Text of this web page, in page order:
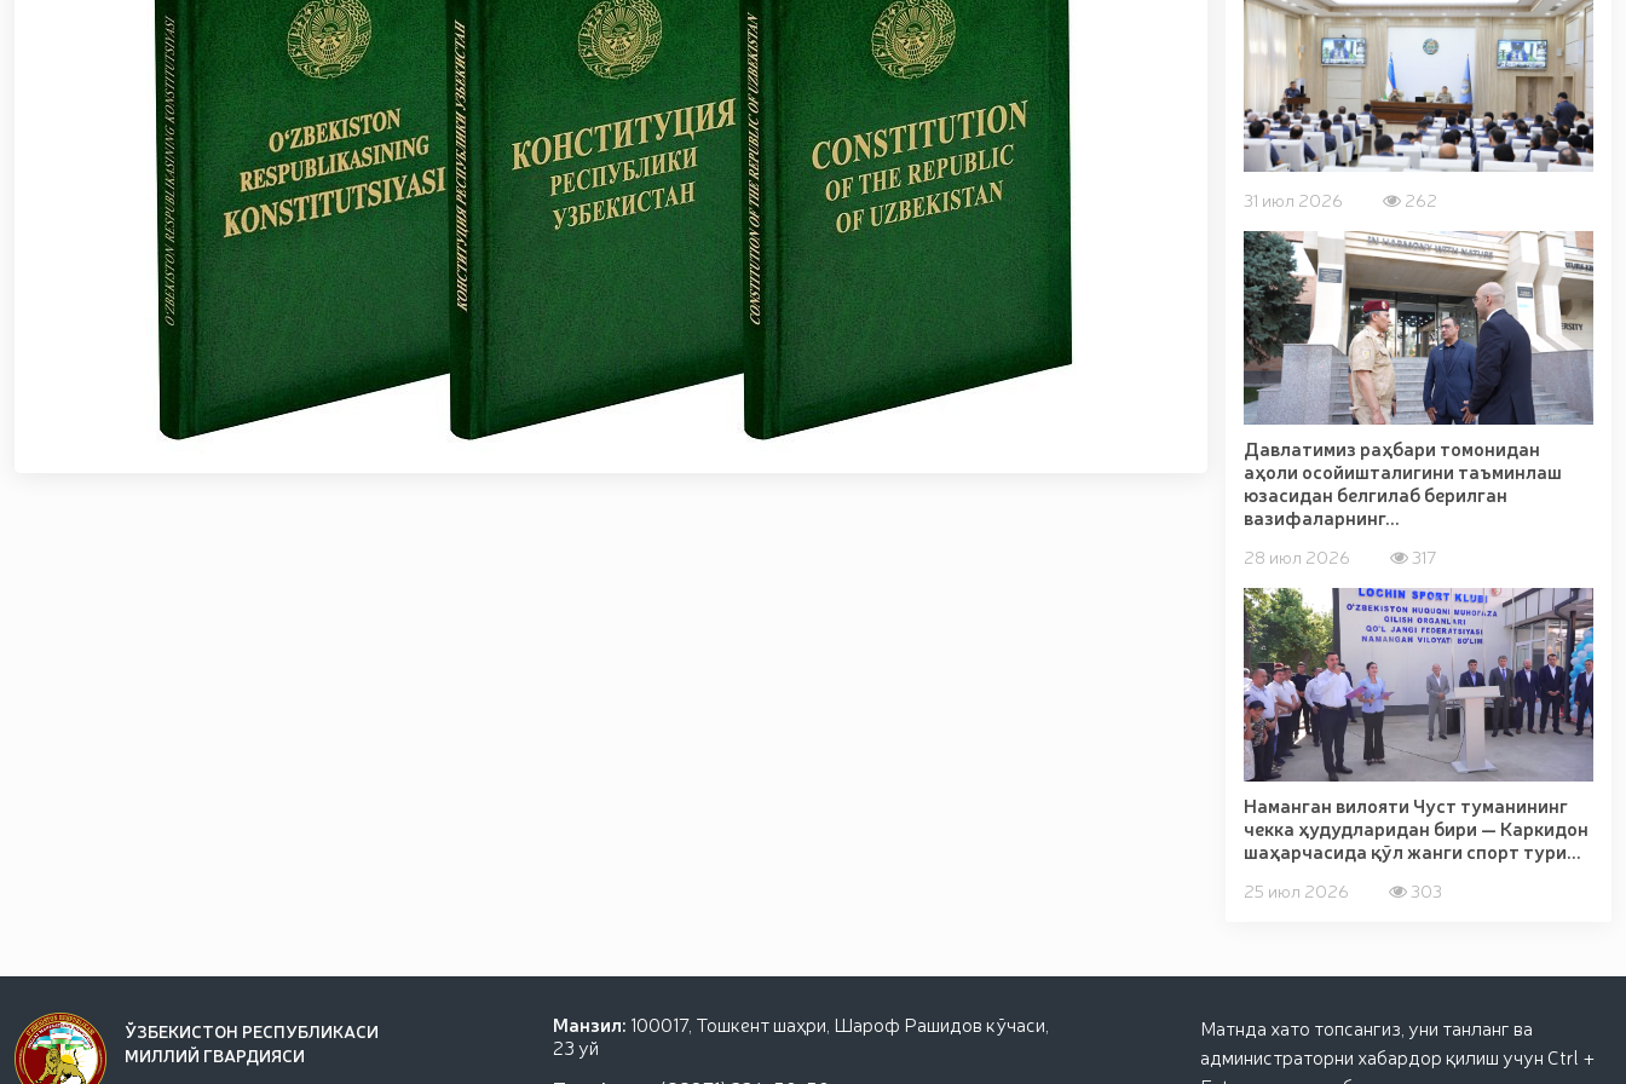
шаҳрида гвардиячилар томонидан сертификатланмаган пиротехника воситалари (https://telegra.ph/Toshkent-shahrida-gvardiyachilar-tomonidan-
sertifikatlanmagan-pirotexnika-buyumlari-olib-qoyildi-12-15) олиб қўйилди / / Фарғона вилоятида пиротехника воситаларининг ноқонуний муомаласига
(https://telegra.ph/Fargona-viloyatida-pirotexnika-buyumlarining-noqonuniy-muomalasiga-chek-qoyildi-12-15)chek қўйилди / / Миллий гвардия
Ихтисослаштирилган ўқув марказида навбатдаги тингловчилар учун сертификат топшириш маросими бўлиб ўтди. // Миллий гвардия Қорабайир отчилик
мажмуасида “Ўзбекистон отлари” нуфузли кўргазмаси юқори савияда бўлиб ўтди. // Миллий гвардия Жамоат хавфсизлиги университетига ўқишга
кириш истагини билдирган номзодларни саралаб олиш жараёнлари давом этмоқда / / Давлатимиз раҳбарининг оммавий спортни янги босқичга олиб
чиқиш борасида олимпия ва паралимпия ҳаракати йўналишида белгилаб берган вазифалари юзасидан, Миллий гвардия қўмондони R.Djurayev
раислигида, камондан (паракамондан) отиш мураббийлари иштирокидаги Конференция ўтказилди / / Миллий гвардия Сурхондарё вилояти бўйича
бошқармаси аёл ҳарбий хизматчилари Ҳуқуқни муҳофаза қилувчи органлар ходималари ўртасида волейбол бўйича ўтказилган мусобақада фахрли
биринчи ўринни эгаллашди / / Олий Мажлис Сенатининг қўмита раиси ва Миллий гвардия Жамоат хавфсизлиги университети доцентлари иштирокидаги
очиқ мулоқот / / Миллий гвардия Темурбеклар мактаби ўқувчилари билан “Дронлардан фойдаланиш ва уларнинг техник хусусиятлари” мавзусида
кўргазмали машғулот ташкил этилди / / Миллий гвардия Тошкент минтақавий ўқув марказида "Объектларни қўриқлаш тизимида учувчисиз учадиган
аппаратларини қўллаш истиқболлари” мавзусида Республика илмий-амалий семинари ўтказилди / / Муборак Рамазон ойи Таровеҳ намозлари ўқилиши
вақтида жамоат тартиби ҳамда фуқаролар хавфсизлиги таъминланад / / Ўзбекистон Республикаси Президентининг "Иккинчи жаҳон уруши
қатнашчиларини рағбатлантириш тўғрисида"ги
31 июл 2026 262
Давлатимиз раҳбари томонидан
аҳоли осойишталигини таъминлаш
юзасидан белгилаб берилган
вазифаларнинг...
28 июл 2026 317
Наманган вилояти Чуст туманининг
чекка ҳудудларидан бири — Каркидон
шаҳарчасида қўл жанги спорт тури...
25 июл 2026 303
ЎЗБЕКИСТОН РЕСПУБЛИКАСИ
МИЛЛИЙ ГВАРДИЯСИ
Манзил: 100017, Тошкент шаҳри, Шароф Рашидов кўчаси,
23 уй
Матнда хато топсангиз, уни танланг ва
администраторни хабардор қилиш учун Ctrl +